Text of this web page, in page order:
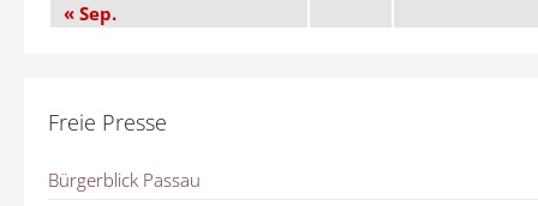
« Sep.
Freie Presse
Bürgerblick Passau